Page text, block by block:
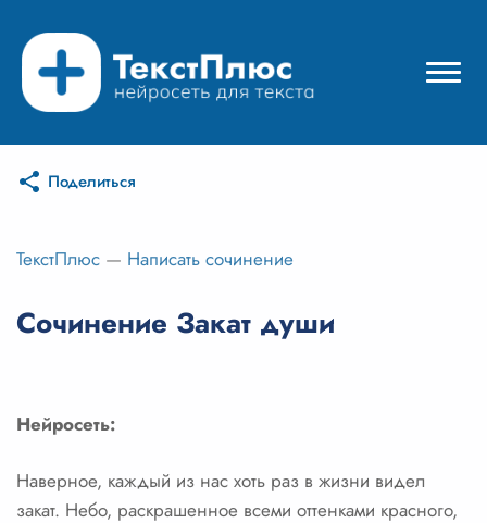
Режимы нейросети
Цены
Вход
Поделиться
ТекстПлюс — Написать сочинение
Сочинение Закат души
Нейросеть:
Наверное, каждый из нас хоть раз в жизни видел
закат. Небо, раскрашенное всеми оттенками красного,